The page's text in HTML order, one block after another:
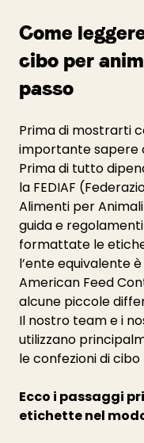
Come
cibo per
passo
Prima di mostrarti
importante sapere
Prima di tutto
la FEDIAF
Alimenti per
guida e
formattate le
l’ente equivalente
American Feed
alcune piccole
Il nostro team e i
utilizzano
le confezioni di
Ecco i passaggi
etichette nel